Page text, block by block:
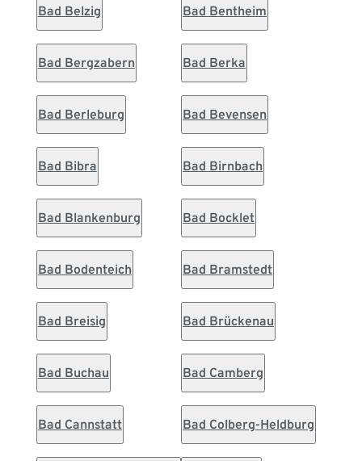
Bad Belzig Bad Bentheim
Bad Bergzabern Bad Berka
Bad Berleburg Bad Bevensen
Bad Bibra Bad Birnbach
Bad Blankenburg Bad Bocklet
Bad Bodenteich Bad Bramstedt
Bad Breisig Bad Brückenau
Bad Buchau Bad Camberg
Bad Cannstatt Bad Colberg-Heldburg